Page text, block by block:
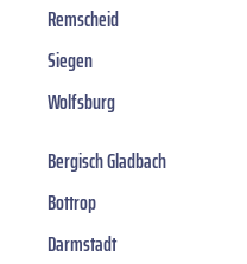
Remscheid
Siegen
Wolfsburg
Bergisch Gladbach
Bottrop
Darmstadt